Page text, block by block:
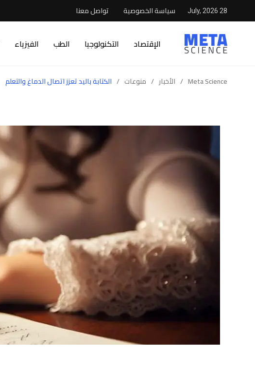
28 July, 2026 سياسة الخصوصية تواصل معنا
الإقتصاد التكنولوجيا الطب الفيزياء
Meta Science
/ الأخبار / منوعات / الكتابة باليد تعزز اتصال الدماغ والتعلم